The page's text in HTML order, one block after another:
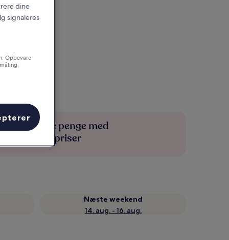
Spar flere penge med
medlemspriser
Næste weekend
14. aug. - 16. aug.
dine
signaleres
Opbevare